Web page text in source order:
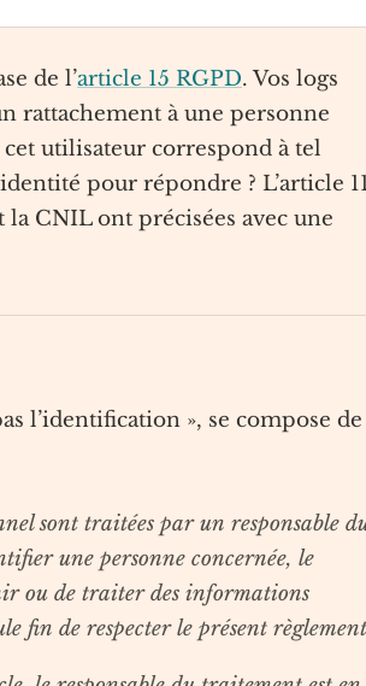
de l’article 15 RGPD. Vos logs
rattachement à une personne
utilisateur correspond à tel
pour répondre ? L’article
CNIL ont précisées avec une
l’identification », se compose de
sont traitées par un responsable
une personne concernée, le
ou de traiter des informations
fin de respecter le présent